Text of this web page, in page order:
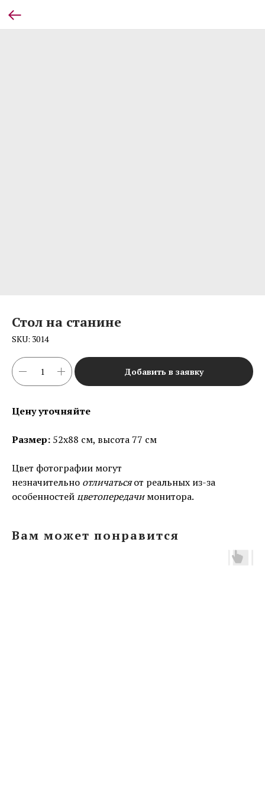
Стол на станине
SKU: 3014
Добавить в заявку
Цену уточняйте
Размер: 52х88 см, высота 77 см
Цвет фотографии могут
незначительно отличатьсяот реальных из-за
особенностейцветопередачимонитора.
Вам может понравится